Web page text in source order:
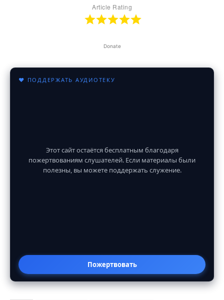
Article Rating
Donate
♥ ПОДДЕРЖАТЬ АУДИОТЕКУ
Этот сайт остаётся бесплатным благодаря
пожертвованиям слушателей. Если материалы были
полезны, вы можете поддержать служение.
Пожертвовать